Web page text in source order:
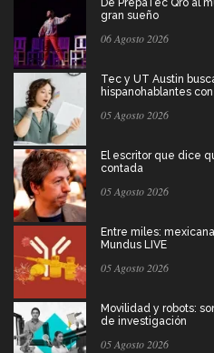
gran sueño
06 Agosto 2026
Tec y UT Austin
hispanohablantes
05 Agosto 2026
El escritor que dice
contada
05 Agosto 2026
Entre miles:
Mundus LIVE
05 Agosto 2026
Movilidad y robots:
de investigación
05 Agosto 2026